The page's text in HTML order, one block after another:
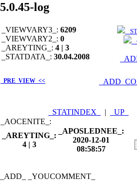
5.0.45-log
_VIEWVARY3_: 6209
_VIEWVARY2_: 0
_AREYTING_: 4 | 3
_STATDATA_: 30.04.2008
_PRE_VIEW_<<
_STATINDEX_ |
_UP_
_AOCENITE_:
_AREYTING_:
4 | 3
_APOSLEDNEE_:
2020-12-01
08:58:57
_ADD_ _YOUCOMMENT_